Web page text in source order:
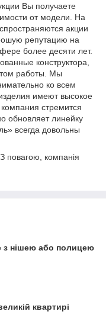
Вы получаете
от модели. На
акции
репутацию на
более десяти лет.
конструктора,
работы. Мы
ко всем
имеют высокое
стремится
обновляет линейку
всегда довольны
повагою, компанія
з нішею або полицею
квартирі